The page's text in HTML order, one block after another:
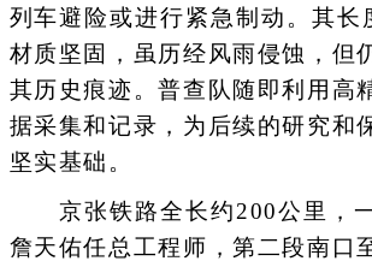
列车避险或进行紧急制动。其长
材质坚固，虽历经风雨侵蚀，但
其历史痕迹。普查队随即利用高
据采集和记录，为后续的研究和
坚实基础。
京张铁路全长约200公里，一
詹天佑任总工程师，第二段南口